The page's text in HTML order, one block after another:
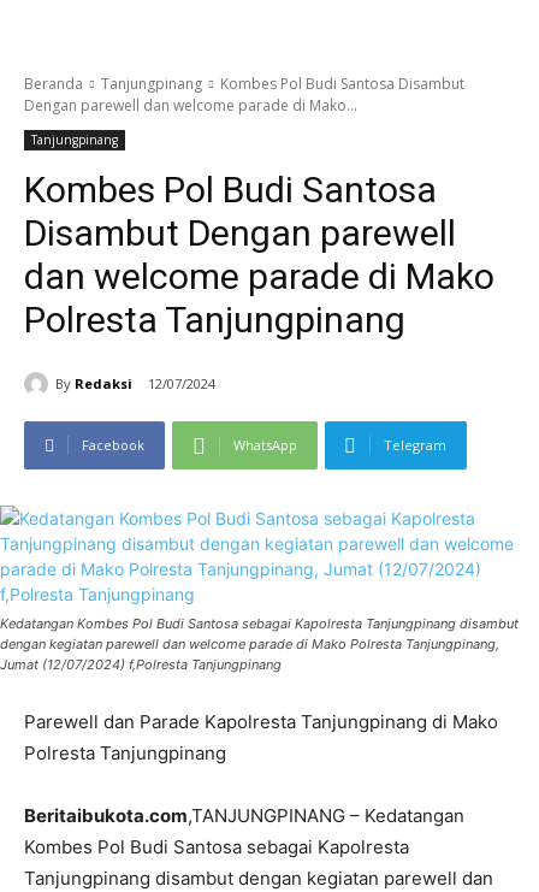
Beranda Tanjungpinang
Kombes Pol Budi Santosa Disambut
Dengan parewell dan welcome parade di Mako...
Tanjungpinang
Kombes Pol Budi Santosa
Disambut Dengan parewell
dan welcome parade di Mako
Polresta Tanjungpinang
By Redaksi 12/07/2024
Facebook WhatsApp Telegram
Kedatangan Kombes Pol Budi Santosa sebagai Kapolresta Tanjungpinang disambut
dengan kegiatan parewell dan welcome parade di Mako Polresta Tanjungpinang,
Jumat (12/07/2024) f,Polresta Tanjungpinang
Parewell dan Parade Kapolresta Tanjungpinang di Mako
Polresta Tanjungpinang
Beritaibukota.com,TANJUNGPINANG – Kedatangan
Kombes Pol Budi Santosa sebagai Kapolresta
Tanjungpinang disambut dengan kegiatan parewell dan